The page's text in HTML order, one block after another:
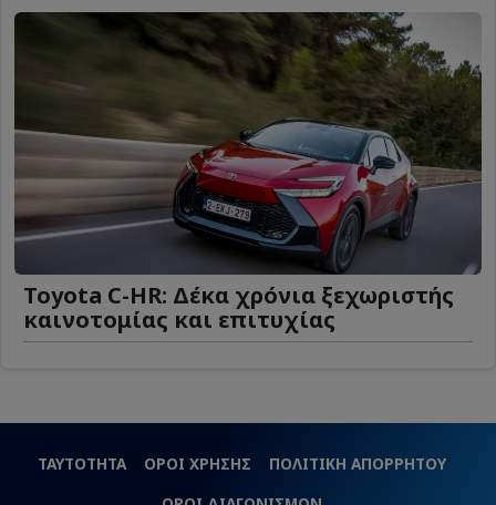
Toyota C-HR: Δέκα χρόνια ξεχωριστής
καινοτομίας και επιτυχίας
ΤΑΥΤΟΤΗΤΑ ΟΡΟΙ ΧΡΗΣΗΣ
ΠΟΛΙΤΙΚΗ ΑΠΟΡΡΗΤΟΥ